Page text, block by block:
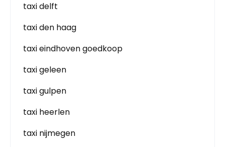
taxi delft
taxi den haag
taxi eindhoven goedkoop
taxi geleen
taxi gulpen
taxi heerlen
taxi nijmegen